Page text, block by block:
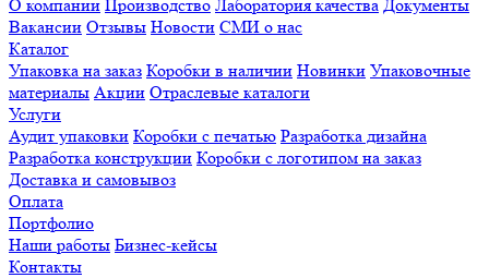
О компании Производство Лаборатория качества Документы
Вакансии Отзывы Новости СМИ о нас
Каталог
Упаковка на заказ Коробки в наличии Новинки Упаковочные
материалы Акции Отраслевые каталоги
Услуги
Аудит упаковки Коробки с печатью Разработка дизайна
Разработка конструкции Коробки с логотипом на заказ
Доставка и самовывоз
Оплата
Портфолио
Наши работы Бизнес-кейсы
Контакты